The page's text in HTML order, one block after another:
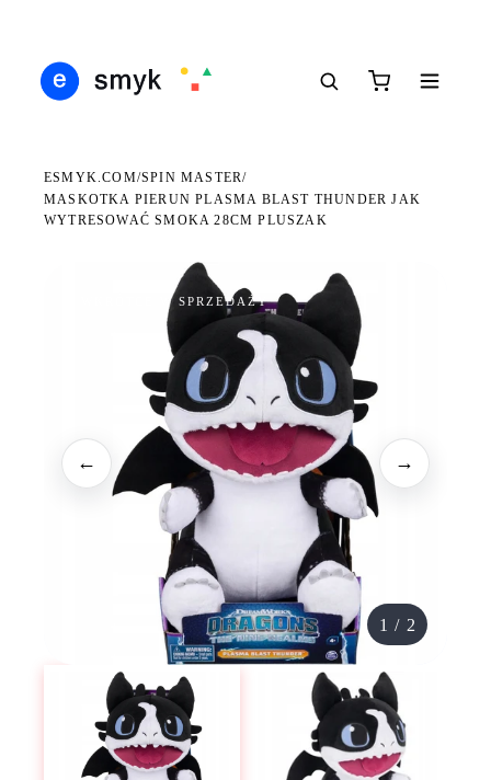
ESMYK.COM/SPIN MASTER/
MASKOTKA PIERUN PLASMA BLAST THUNDER JAK
WYTRESOWAĆ SMOKA 28CM PLUSZAK
WKRÓTCE W SPRZEDAŻY
← →
1 / 2